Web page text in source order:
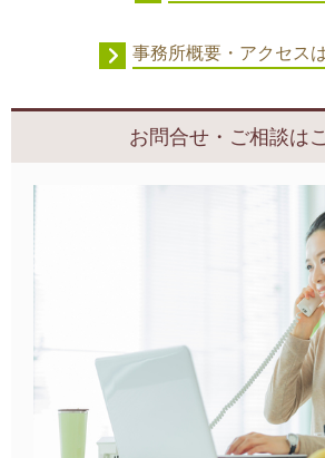
事務所概要・アクセス
お問合せ・ご相談は